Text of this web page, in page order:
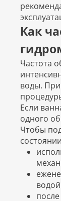
Как
Частота
воды. При
Если
одного
Чтобы